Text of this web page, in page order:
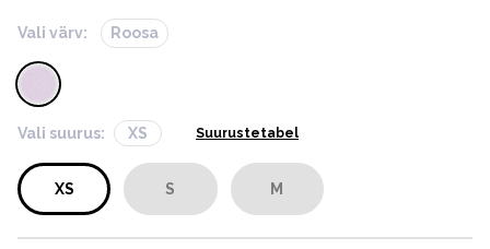
Vali värv: Roosa
Vali suurus: XS Suurustetabel
XS S M